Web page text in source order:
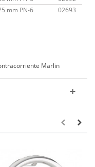
mm PN-6 02693
Marlin